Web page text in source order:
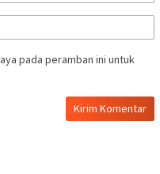
pada peramban ini untuk